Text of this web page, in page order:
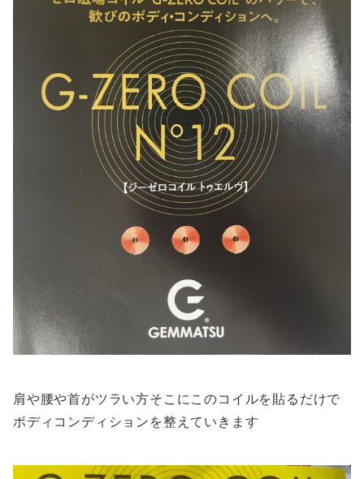
肩や腰や首がツラい方そこにこのコイルを貼るだけで
ボディコンディションを整えていきます